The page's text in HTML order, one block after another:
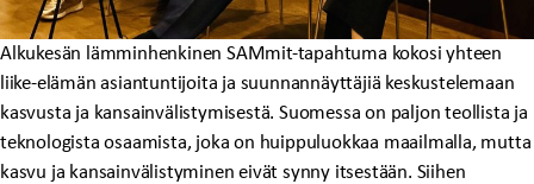
Alkukesän lämminhenkinen SAMmit-tapahtuma kokosi yhteen
liike-elämän asiantuntijoita ja suunnannäyttäjiä keskustelemaan
kasvusta ja kansainvälistymisestä. Suomessa on paljon teollista ja
teknologista osaamista, joka on huippuluokkaa maailmalla, mutta
kasvu ja kansainvälistyminen eivät synny itsestään. Siihen